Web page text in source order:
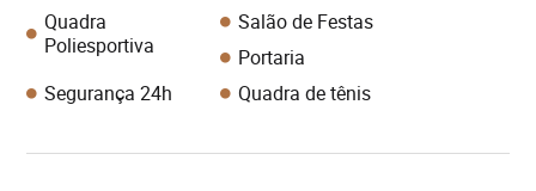
Quadra
Poliesportiva
Salão de Festas
Portaria
Segurança 24h
Quadra de tênis